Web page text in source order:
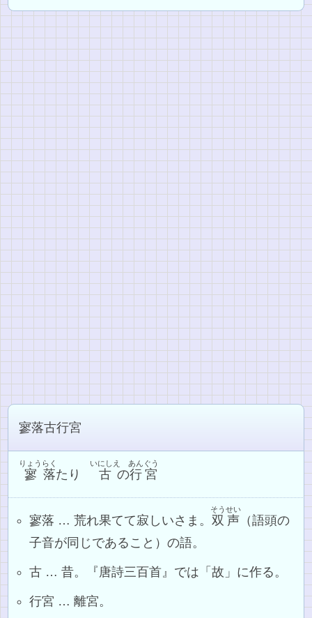
寥落古行宮
寥
りょう
落
らく
たり 古
いにしえ
の行宮
あんぐう
寥落 … 荒れ果てて寂しいさま。 双声
そうせい
（語頭の
子音が同じであること）の語。
古 … 昔。『唐詩三百首』では「故」に作る。
行宮 … 離宮。